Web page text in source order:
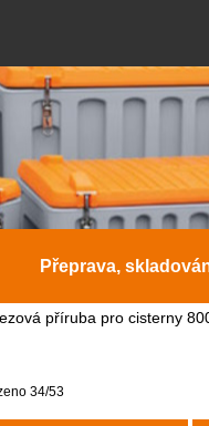
Přeprava,
příruba pro cisterny
34/53